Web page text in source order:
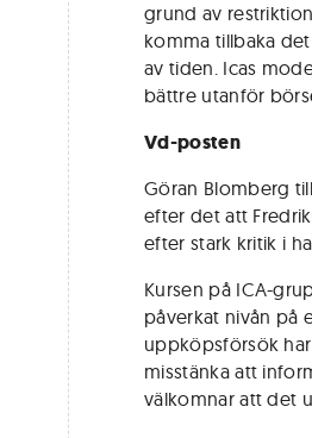
grund av
komma tillbaka
av tiden. Icas
bättre utanför
Vd-posten
Göran Blomberg
efter det att
efter stark kritik i
Kursen på ICA-
påverkat nivån på
uppköpsförsök
misstänka att
välkomnar att det